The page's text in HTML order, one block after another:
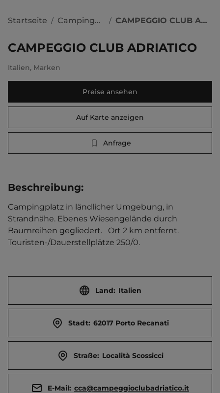
Startseite / Campingplätze / CAMPEGGIO CLUB ADRIATICO
CAMPEGGIO CLUB ADRIATICO
Italien, Marken
Preise ansehen
Auf Karte anzeigen
Anfrage
Beschreibung:
Campingplatz in ländlicher Umgebung, in
Strandnähe. Ebenes Wiesengelände durch
Baumreihen gegliedert.   Ort 2 km entfernt.
Touristen-/Dauerstellplätze 250/0.
Land: Italien
Stadt: 62017 Porto Recanati
Straße: Località Scossicci
E-Mail: cca@campeggioclubadriatico.it